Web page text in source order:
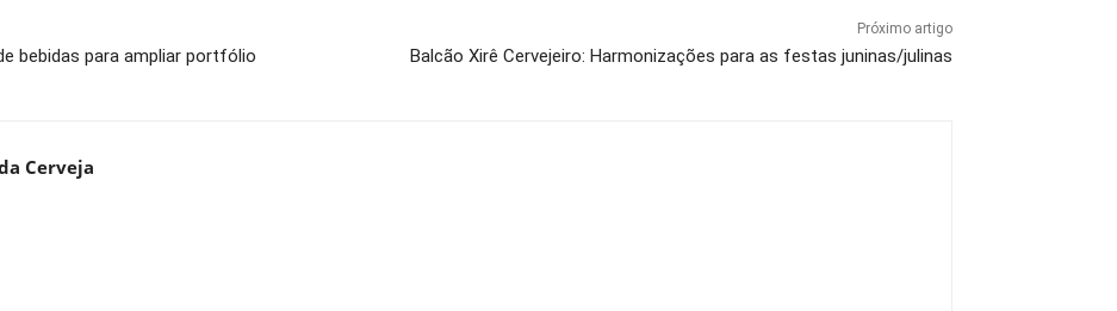
bebidas para ampliar portfólio
Próximo artigo
Balcão Xirê Cervejeiro: Harmonizações para as festas juninas/julinas
Cerveja